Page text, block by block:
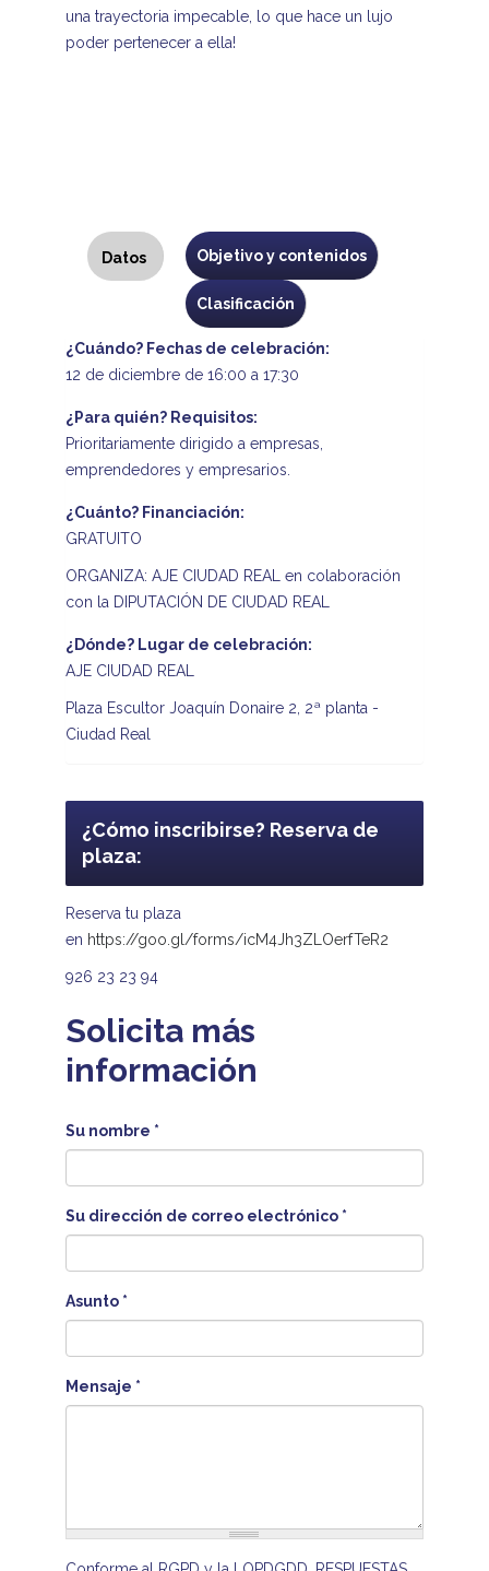
una trayectoria impecable, lo que hace un lujo
poder pertenecer a ella!
Programa
Datos (solapa
activa)
Objetivo y contenidos
Clasificación
¿Cuándo? Fechas de celebración:
12 de diciembre de 16:00 a 17:30
¿Para quién? Requisitos:
Prioritariamente dirigido a empresas,
emprendedores y empresarios.
¿Cuánto? Financiación:
GRATUITO
ORGANIZA: AJE CIUDAD REAL en colaboración
con la DIPUTACIÓN DE CIUDAD REAL
¿Dónde? Lugar de celebración:
AJE CIUDAD REAL
Plaza Escultor Joaquín Donaire 2, 2ª planta -
Ciudad Real
¿Cómo inscribirse? Reserva de
plaza:
Reserva tu plaza
en https://goo.gl/forms/icM4Jh3ZLOerfTeR2
926 23 23 94
Solicita más
información
Su nombre *
Su dirección de correo electrónico *
Asunto *
Mensaje *